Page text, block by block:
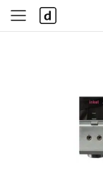
사
이
다
나
와